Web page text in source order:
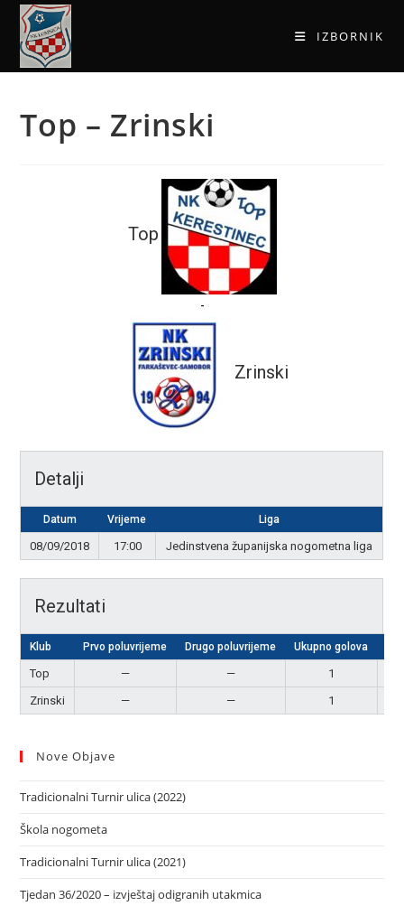
IZBORNIK
Top – Zrinski
Top
-
Zrinski
Detalji
Datum Vrijeme Liga
08/09/2018 17:00 Jedinstvena županijska nogometna liga
Rezultati
Klub Prvo poluvrijeme Drugo poluvrijeme Ukupno golova
Top — — 1
Zrinski
— — 1
Nove Objave
Tradicionalni Turnir ulica (2022)
Škola nogometa
Tradicionalni Turnir ulica (2021)
Tjedan 36/2020 – izvještaj odigranih utakmica